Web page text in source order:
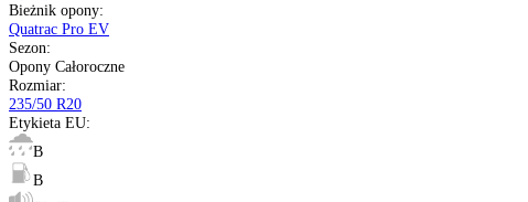
pełna specyfikacja
Transport gratis
Szybka wysyłka
14 dni na zwrot
Opis produktu